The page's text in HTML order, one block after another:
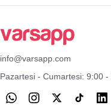
info@varsapp.com
Pazartesi - Cumartesi: 9:00 -